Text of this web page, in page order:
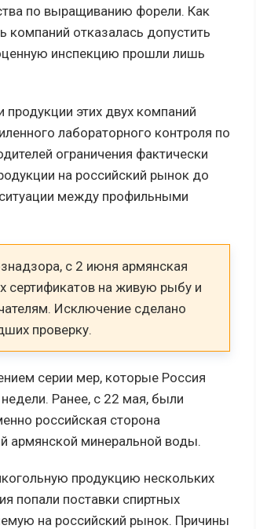
по выращиванию форели. Как
компаний отказалась допустить
инспекцию прошли лишь
этих двух компаний
лабораторного контроля по
ограничения фактически
на российский рынок до
между профильными
с 2 июня армянская
сертификатов на живую рыбу и
Исключение сделано
проверку.
серии мер, которые Россия
Ранее, с 22 мая, были
российская сторона
армянской минеральной воды.
продукцию нескольких
попали поставки спиртных
на российский рынок. Причины